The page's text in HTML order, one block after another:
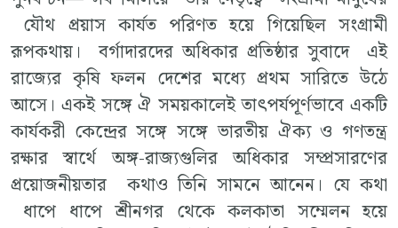
যৌথ প্রয়াস কার্যত পরিণত হয়ে গিয়েছিল সংগ্রামী
রূপকথায়। বর্গাদারদের অধিকার প্রতিষ্ঠার সুবাদে এই
রাজ্যের কৃষি ফলন দেশের মধ্যে প্রথম সারিতে উঠে
আসে। একই সঙ্গে ঐ সময়কালেই তাৎপর্যপূর্ণভাবে একটি
কার্যকরী কেন্দ্রের সঙ্গে সঙ্গে ভারতীয় ঐক্য ও গণতন্ত্র
রক্ষার স্বার্থে অঙ্গ-রাজ্যগুলির অধিকার সম্প্রসারণের
প্রয়োজনীয়তার কথাও তিনি সামনে আনেন। যে কথা
ধাপে ধাপে শ্রীনগর থেকে কলকাতা সম্মেলন হয়ে